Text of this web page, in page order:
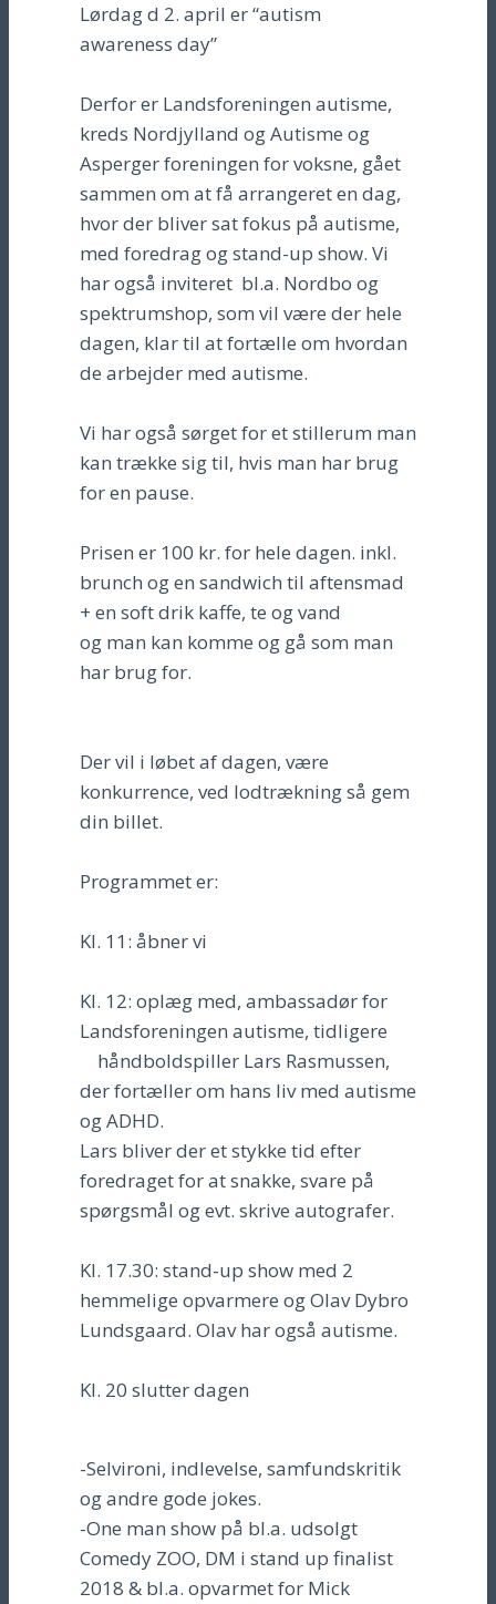
Lørdag d 2. april er “autism
awareness day”
Derfor er Landsforeningen autisme,
kreds Nordjylland og Autisme og
Asperger foreningen for voksne, gået
sammen om at få arrangeret en dag,
hvor der bliver sat fokus på autisme,
med foredrag og stand-up show. Vi
har også inviteret bl.a. Nordbo og
spektrumshop, som vil være der hele
dagen, klar til at fortælle om hvordan
de arbejder med autisme.
Vi har også sørget for et stillerum man
kan trække sig til, hvis man har brug
for en pause.
Prisen er 100 kr. for hele dagen. inkl.
brunch og en sandwich til aftensmad
+ en soft drik kaffe, te og vand
og man kan komme og gå som man
har brug for.
Der vil i løbet af dagen, være
konkurrence, ved lodtrækning så gem
din billet.
Programmet er:
Kl. 11: åbner vi
Kl. 12: oplæg med, ambassadør for
Landsforeningen autisme, tidligere
håndboldspiller Lars Rasmussen,
der fortæller om hans liv med autisme
og ADHD.
Lars bliver der et stykke tid efter
foredraget for at snakke, svare på
spørgsmål og evt. skrive autografer.
Kl. 17.30: stand-up show med 2
hemmelige opvarmere og Olav Dybro
Lundsgaard. Olav har også autisme.
Kl. 20 slutter dagen
-Selvironi, indlevelse, samfundskritik
og andre gode jokes.
-One man show på bl.a. udsolgt
Comedy ZOO, DM i stand up finalist
2018 & bl.a. opvarmet for Mick